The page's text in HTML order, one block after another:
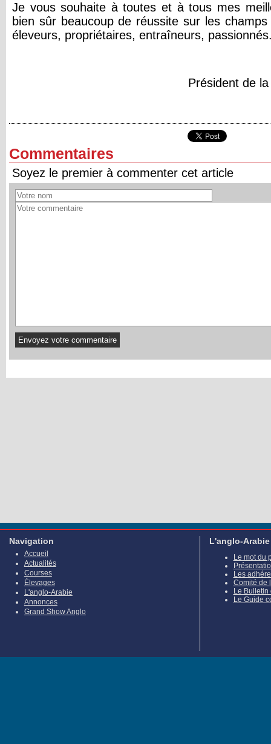
Je vous souhaite à toutes et à tous mes
bien sûr beaucoup de réussite sur les
éleveurs, propriétaires, entraîneurs,
Président de
Commentaires
Soyez le premier à commenter cet article
Navigation
Accueil
Actualités
Courses
Élevages
L'anglo-Arabie
Annonces
Grand Show Anglo
L'anglo-Arabie
Le mot du
Les
Comité de
Le Bulletin
Le Guide